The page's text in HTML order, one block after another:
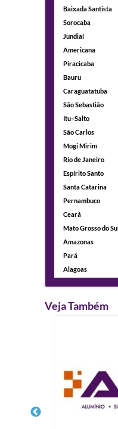
Baixada Santista
Sorocaba
Jundiaí
Americana
Piracicaba
Bauru
Caraguatatuba
São Sebastião
Itu–Salto
São Carlos
Mogi Mirim
Rio de Janeiro
Espírito Santo
Santa Catarina
Pernambuco
Ceará
Mato Grosso do Sul
Amazonas
Pará
Alagoas
Veja Também